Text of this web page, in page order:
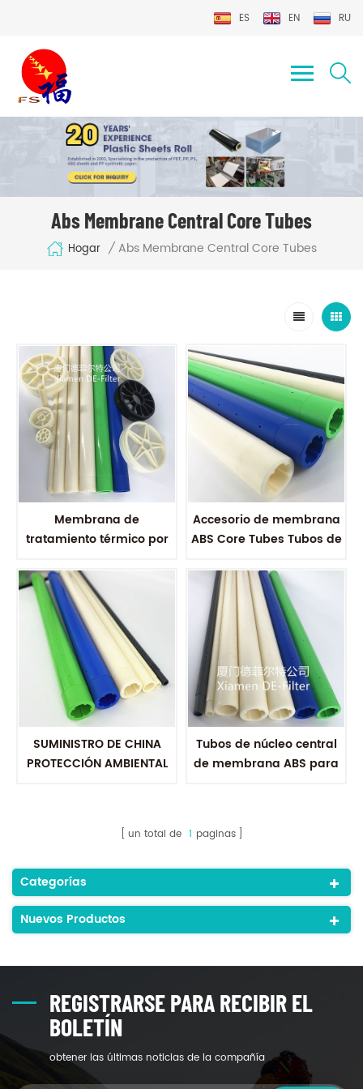
ES EN RU
Abs Membrane Central Core Tubes
Hogar / Abs Membrane Central Core Tubes
Membrana de
tratamiento térmico por
filtrado de agua, 8040
4040 ABS, tubos de núcleo
permeado, tubo de filtro
ABS
Accesorio de membrana
ABS Core Tubes Tubos de
filtrado de agua
SUMINISTRO DE CHINA
PROTECCIÓN AMBIENTAL
PARA MEMBRANA RO
Tubos de núcleo central
de membrana ABS para
un total de 1 paginas
Categorías
Nuevos Productos
REGISTRARSE PARA RECIBIR EL
BOLETÍN
obtener las últimas noticias de la compañía